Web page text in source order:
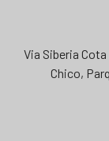
Via Siberia
Chico,